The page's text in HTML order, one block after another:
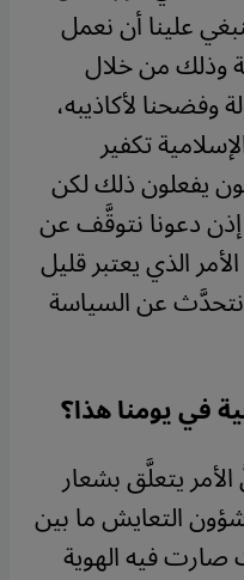
علينا أن نعمل
وذلك من خلال
وفضحنا لأكاذيبه،
تكفير
يفعلون ذلك لكن
دعونا نتوقَّف عن
الذي يعتبر قليل
نتحدَّث عن السياسة
في يومنا هذا؟
يتعلَّق بشعار
التعايش ما بين
فيه الهوية